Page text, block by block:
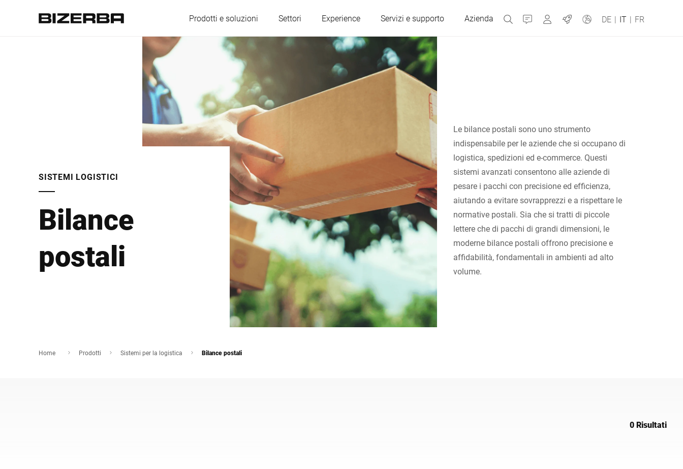
Prodotti e soluzioni Settori Experience Servizi e supporto Azienda Contatti MyBizerba
Jobs DE | IT | FR
Austria
Francia Germania
Ungheria Italia
Polonia Portogallo Russia
Serbia Slovacchia Spagna
Svizzera Turchia Ucraina
Regno Unito
Africa
Sito web globale
SISTEMI LOGISTICI
Bilance
postali
Le bilance postali sono uno strumento
indispensabile per le aziende che si occupano di
logistica, spedizioni ed e-commerce. Questi
sistemi avanzati consentono alle aziende di
pesare i pacchi con precisione ed efficienza,
aiutando a evitare sovrapprezzi e a rispettare le
normative postali. Sia che si tratti di piccole
lettere che di pacchi di grandi dimensioni, le
moderne bilance postali offrono precisione e
affidabilità, fondamentali in ambienti ad alto
volume.
Home Prodotti Sistemi per la logistica Bilance postali
0 Risultati